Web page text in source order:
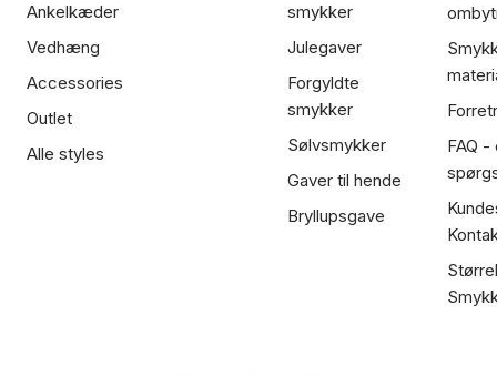
Ankelkæder
Vedhæng
Accessories
Outlet
Alle styles
smykker
Julegaver
Forgyldte
smykker
Sølvsmykker
Gaver til hende
Bryllupsgave
FAQ